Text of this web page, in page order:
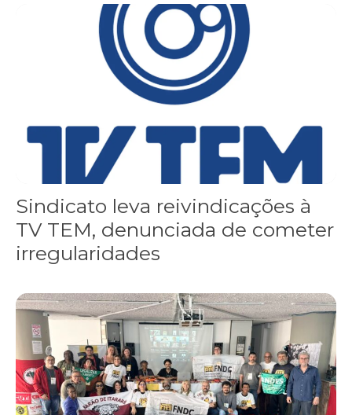
Sindicato leva reivindicações à TV TEM, denunciada de cometer
Sindicato leva reivindicações à
TV TEM, denunciada de cometer
irregularidades
FNDC aprova plataforma de 20 pontos para as eleições 2026